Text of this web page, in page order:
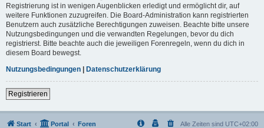
Registrierung ist in wenigen Augenblicken erledigt und ermöglicht dir, auf
weitere Funktionen zuzugreifen. Die Board-Administration kann registrierten
Benutzern auch zusätzliche Berechtigungen zuweisen. Beachte bitte unsere
Nutzungsbedingungen und die verwandten Regelungen, bevor du dich
registrierst. Bitte beachte auch die jeweiligen Forenregeln, wenn du dich in
diesem Board bewegst.
Nutzungsbedingungen | Datenschutzerklärung
Registrieren
Start Portal Foren Alle Zeiten sind UTC+02:00